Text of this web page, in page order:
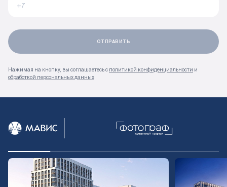
Нажимая на кнопку, вы соглашаетесь с политикой конфиденциальности и
обработкой персональных данных